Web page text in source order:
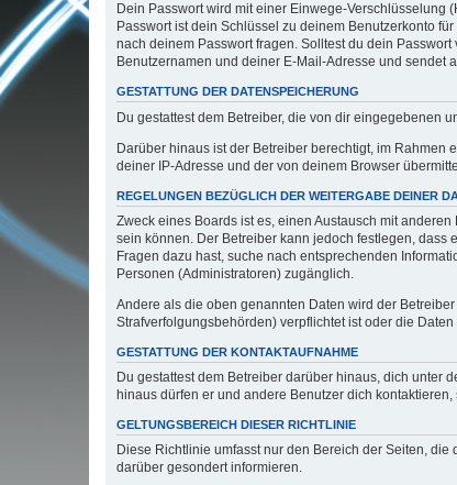
Dein Passwort wird mit einer Einwege-Verschlüsselung
Passwort ist dein Schlüssel zu deinem Benutzerkonto
nach deinem Passwort fragen. Solltest du dein
Benutzernamen und deiner E-Mail-Adresse und sendet
GESTATTUNG DER DATENSPEICHERUNG
Du gestattest dem Betreiber, die von dir eingegebenen
Darüber hinaus ist der Betreiber berechtigt, im Rahmen
deiner IP-Adresse und der von deinem Browser
REGELUNGEN BEZÜGLICH DER WEITERGABE DEINER
Zweck eines Boards ist es, einen Austausch mit
sein können. Der Betreiber kann jedoch festlegen, dass
Fragen dazu hast, suche nach entsprechenden
Personen (Administratoren) zugänglich.
Andere als die oben genannten Daten wird der
Strafverfolgungsbehörden) verpflichtet ist oder die
GESTATTUNG DER KONTAKTAUFNAHME
Du gestattest dem Betreiber darüber hinaus, dich unter
hinaus dürfen er und andere Benutzer dich
GELTUNGSBEREICH DIESER RICHTLINIE
Diese Richtlinie umfasst nur den Bereich der Seiten,
darüber gesondert informieren.